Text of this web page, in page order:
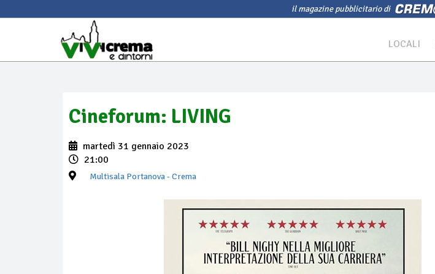
il magazine pubblicitario di
LOCALI
Cineforum: LIVING
martedì 31 gennaio 2023
21:00
Multisala Portanova- Crema